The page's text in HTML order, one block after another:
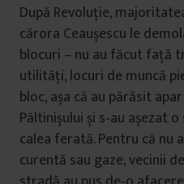
După Revoluție,
cărora Ceaușescu le
blocuri – nu au făcut față
utilități, locuri de muncă
bloc, așa că au părăsit
Păltinișului și s‑au așezat
calea ferată. Pentru că nu
curentă sau gaze, vecinii